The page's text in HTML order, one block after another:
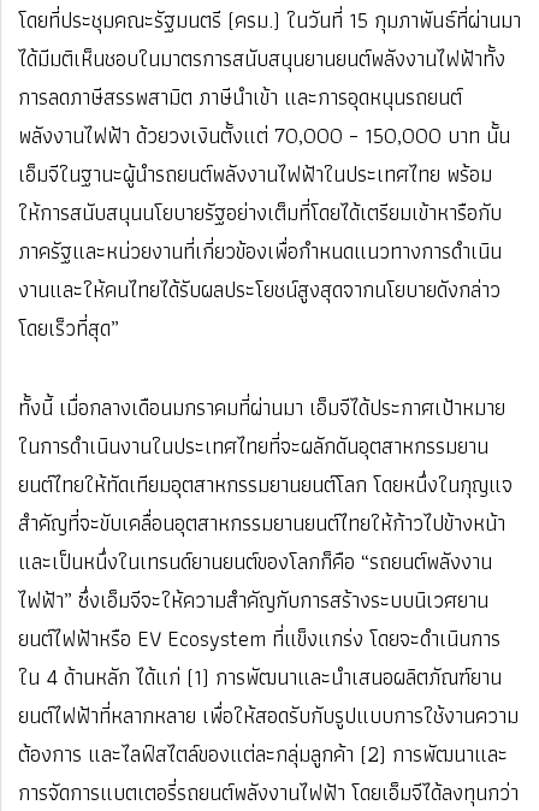
โดยที่ประชุมคณะรัฐมนตรี (ครม.) ในวันที่ 15 กุมภาพันธ์ที่ผ่านมา
ได้มีมติเห็นชอบในมาตรการสนับสนุนยานยนต์พลังงานไฟฟ้าทั้ง
การลดภาษีสรรพสามิต ภาษีนำเข้า และการอุดหนุนรถยนต์
พลังงานไฟฟ้า ด้วยวงเงินตั้งแต่ 70,000 – 150,000 บาท นั้น
เอ็มจีในฐานะผู้นำรถยนต์พลังงานไฟฟ้าในประเทศไทย พร้อม
ให้การสนับสนุนนโยบายรัฐอย่างเต็มที่โดยได้เตรียมเข้าหารือกับ
ภาครัฐและหน่วยงานที่เกี่ยวข้องเพื่อกำหนดแนวทางการดำเนิน
งานและให้คนไทยได้รับผลประโยชน์สูงสุดจากนโยบายดังกล่าว
โดยเร็วที่สุด”
ทั้งนี้ เมื่อกลางเดือนมกราคมที่ผ่านมา เอ็มจีได้ประกาศเป้าหมาย
ในการดำเนินงานในประเทศไทยที่จะผลักดันอุตสาหกรรมยาน
ยนต์ไทยให้ทัดเทียมอุตสาหกรรมยานยนต์โลก โดยหนึ่งในกุญแจ
สำคัญที่จะขับเคลื่อนอุตสาหกรรมยานยนต์ไทยให้ก้าวไปข้างหน้า
และเป็นหนึ่งในเทรนด์ยานยนต์ของโลกก็คือ “รถยนต์พลังงาน
ไฟฟ้า” ซึ่งเอ็มจีจะให้ความสำคัญกับการสร้างระบบนิเวศยาน
ยนต์ไฟฟ้าหรือ EV Ecosystem ที่แข็งแกร่ง โดยจะดำเนินการ
ใน 4 ด้านหลัก ได้แก่ (1) การพัฒนาและนำเสนอผลิตภัณฑ์ยาน
ยนต์ไฟฟ้าที่หลากหลาย เพื่อให้สอดรับกับรูปแบบการใช้งานความ
ต้องการ และไลฟ์สไตล์ของแต่ละกลุ่มลูกค้า (2) การพัฒนาและ
การจัดการแบตเตอรี่รถยนต์พลังงานไฟฟ้า โดยเอ็มจีได้ลงทุนกว่า